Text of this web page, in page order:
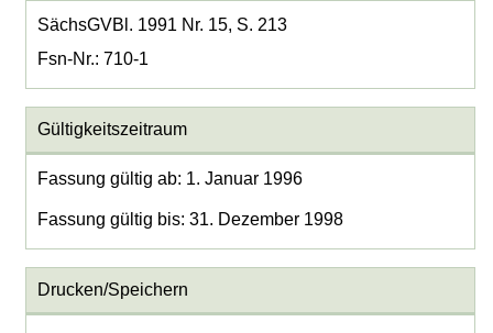
SächsGVBl. 1991 Nr. 15, S. 213
Fsn-Nr.: 710-1
Gültigkeitszeitraum
Fassung gültig ab: 1. Januar 1996
Fassung gültig bis: 31. Dezember 1998
Drucken/Speichern